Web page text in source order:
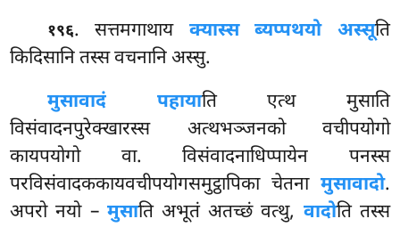
१९६. सत्तमगाथाय क्यास्स ब्यप्पथयो अस्सूति
किदिसानि तस्स वचनानि अस्सु.
मुसावादं पहायाति एत्थ मुसाति
विसंवादनपुरेक्खारस्स अत्थभञ्जनको वचीपयोगो
कायपयोगो वा. विसंवादनाधिप्पायेन पनस्स
परविसंवादककायवचीपयोगसमुट्ठापिका चेतना मुसावादो.
अपरो नयो – मुसाति अभूतं अतच्छं वत्थु, वादोति तस्स